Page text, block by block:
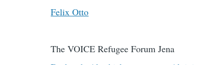
Felix Otto
The VOICE Refugee Forum Jena